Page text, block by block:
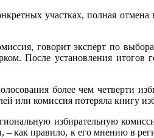
участках, полная
говорит эксперт по
После установления итогов
более чем четверти
или комиссия потеряла книгу
избирательную
– как правило, к его мнению в